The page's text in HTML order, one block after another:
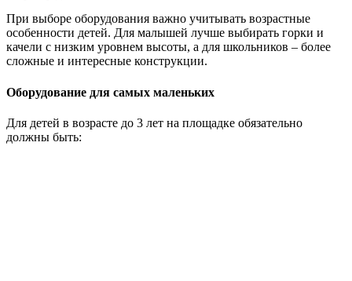
При выборе оборудования важно учитывать возрастные
особенности детей. Для малышей лучше выбирать горки и
качели с низким уровнем высоты, а для школьников – более
сложные и интересные конструкции.
Оборудование для самых маленьких
Для детей в возрасте до 3 лет на площадке обязательно
должны быть: